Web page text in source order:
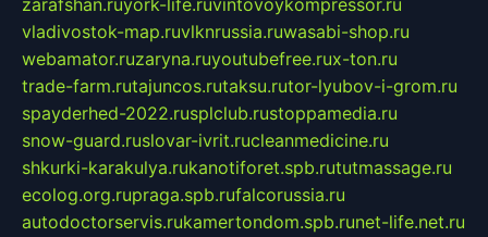
zarafshan.ruyork-life.ruvintovoykompressor.ru
vladivostok-map.ruvlknrussia.ruwasabi-shop.ru
webamator.ruzaryna.ruyoutubefree.rux-ton.ru
trade-farm.rutajuncos.rutaksu.rutor-lyubov-i-grom.ru
spayderhed-2022.rusplclub.rustoppamedia.ru
snow-guard.ruslovar-ivrit.rucleanmedicine.ru
shkurki-karakulya.rukanotiforet.spb.rututmassage.ru
ecolog.org.rupraga.spb.rufalcorussia.ru
autodoctorservis.rukamertondom.spb.runet-life.net.ru